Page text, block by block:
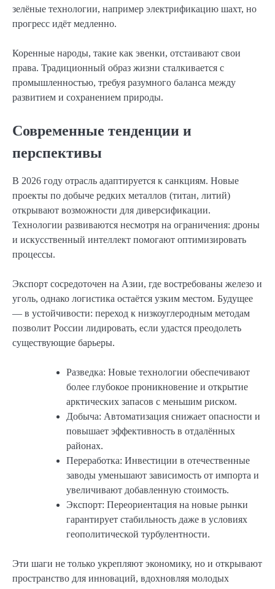
зелёные технологии, например электрификацию шахт, но
прогресс идёт медленно.
Коренные народы, такие как эвенки, отстаивают свои
права. Традиционный образ жизни сталкивается с
промышленностью, требуя разумного баланса между
развитием и сохранением природы.
Современные тенденции и
перспективы
В 2026 году отрасль адаптируется к санкциям. Новые
проекты по добыче редких металлов (титан, литий)
открывают возможности для диверсификации.
Технологии развиваются несмотря на ограничения: дроны
и искусственный интеллект помогают оптимизировать
процессы.
Экспорт сосредоточен на Азии, где востребованы железо и
уголь, однако логистика остаётся узким местом. Будущее
— в устойчивости: переход к низкоуглеродным методам
позволит России лидировать, если удастся преодолеть
существующие барьеры.
Разведка: Новые технологии обеспечивают
более глубокое проникновение и открытие
арктических запасов с меньшим риском.
Добыча: Автоматизация снижает опасности и
повышает эффективность в отдалённых
районах.
Переработка: Инвестиции в отечественные
заводы уменьшают зависимость от импорта и
увеличивают добавленную стоимость.
Экспорт: Переориентация на новые рынки
гарантирует стабильность даже в условиях
геополитической турбулентности.
Эти шаги не только укрепляют экономику, но и открывают
пространство для инноваций, вдохновляя молодых